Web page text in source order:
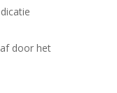
door het